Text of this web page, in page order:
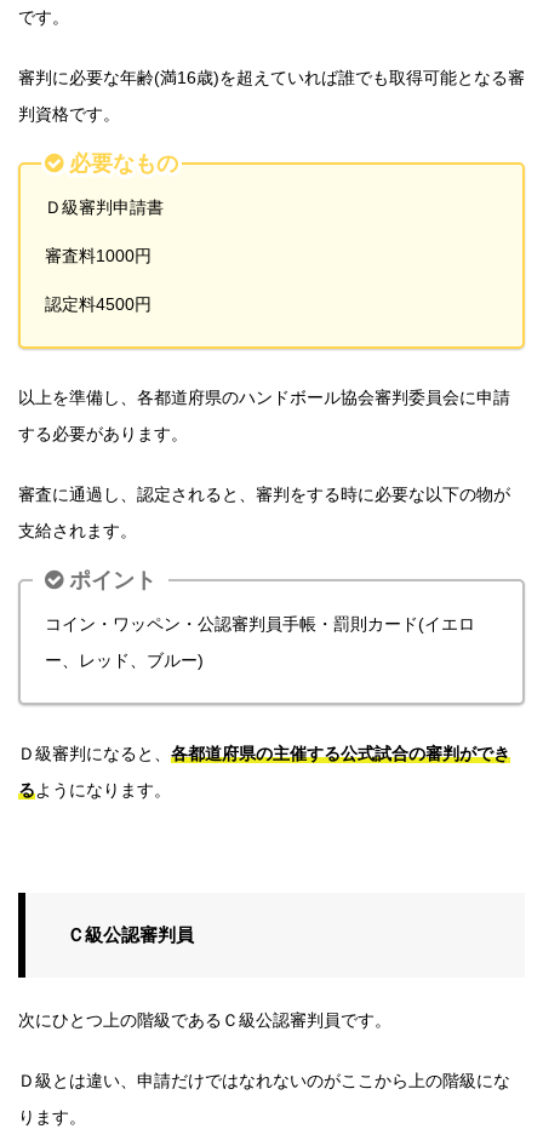
です。
審判に必要な年齢(満16歳)を超えていれば誰でも取得可能となる審
判資格です。
必要なもの
Ｄ級審判申請書
審査料1000円
認定料4500円
以上を準備し、各都道府県のハンドボール協会審判委員会に申請
する必要があります。
審査に通過し、認定されると、審判をする時に必要な以下の物が
支給されます。
ポイント
コイン・ワッペン・公認審判員手帳・罰則カード(イエロ
ー、レッド、ブルー)
Ｄ級審判になると、 各都道府県の主催する公式試合の審判ができ
るようになります。
Ｃ級公認審判員
次にひとつ上の階級であるＣ級公認審判員です。
Ｄ級とは違い、申請だけではなれないのがここから上の階級にな
ります。